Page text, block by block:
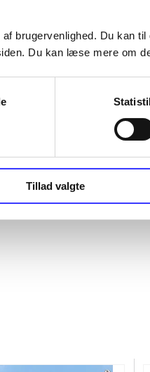
brugervenlighed. Du kan
Du kan læse mere om
Tillad valgte